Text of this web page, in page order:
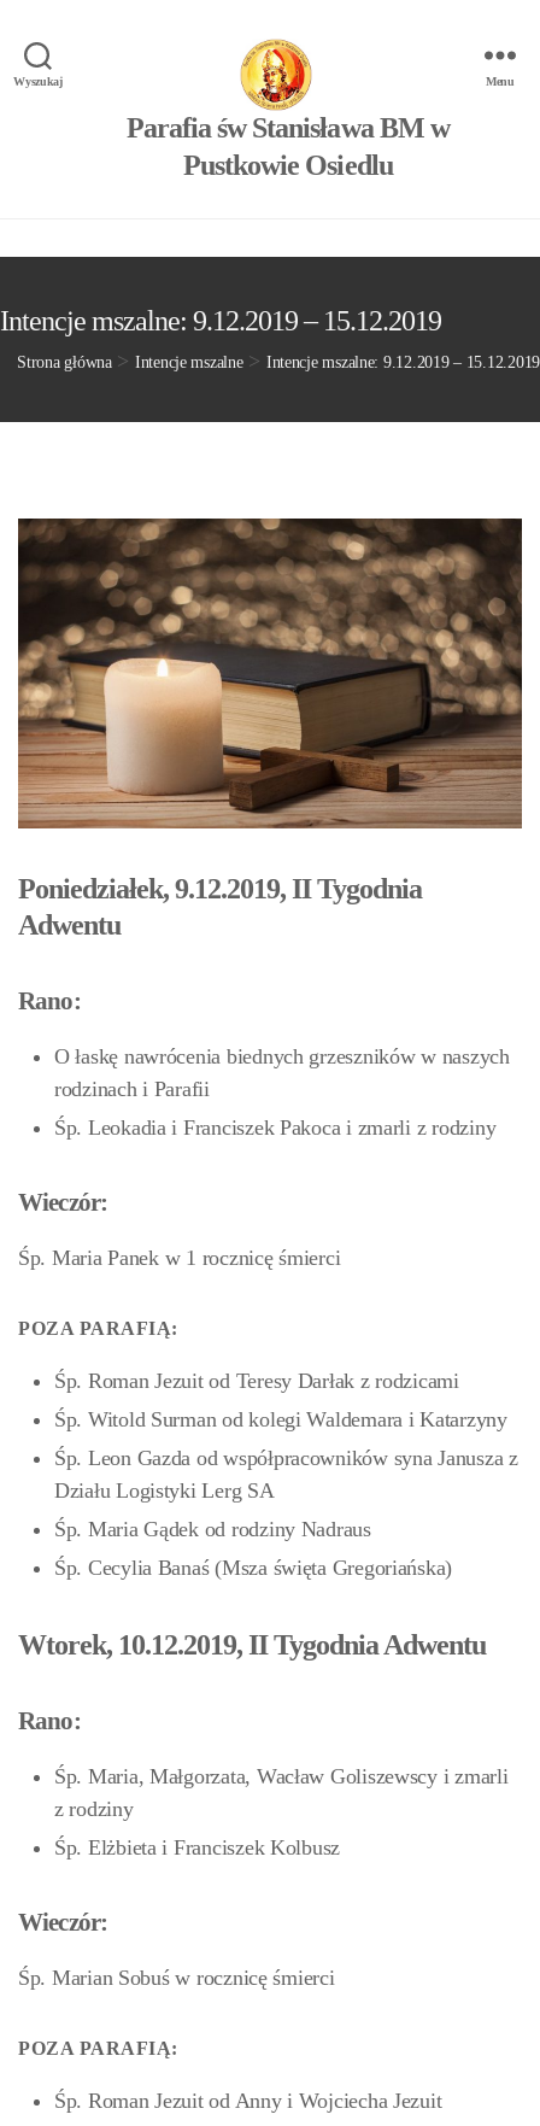
Wyszukaj
Parafia św Stanisława BM w
Pustkowie Osiedlu
Menu
Intencje mszalne: 9.12.2019 – 15.12.2019
Strona główna> Intencje mszalne> Intencje mszalne: 9.12.2019 – 15.12.2019
Poniedziałek, 9.12.2019, II Tygodnia
Adwentu
Rano:
O łaskę nawrócenia biednych grzeszników w naszych
rodzinach i Parafii
Śp. Leokadia i Franciszek Pakoca i zmarli z rodziny
Wieczór:
Śp. Maria Panek w 1 rocznicę śmierci
POZA PARAFIĄ:
Śp. Roman Jezuit od Teresy Darłak z rodzicami
Śp. Witold Surman od kolegi Waldemara i Katarzyny
Śp. Leon Gazda od współpracowników syna Janusza z
Działu Logistyki Lerg SA
Śp. Maria Gądek od rodziny Nadraus
Śp. Cecylia Banaś (Msza święta Gregoriańska)
Wtorek, 10.12.2019, II Tygodnia Adwentu
Rano:
Śp. Maria, Małgorzata, Wacław Goliszewscy i zmarli
z rodziny
Śp. Elżbieta i Franciszek Kolbusz
Wieczór:
Śp. Marian Sobuś w rocznicę śmierci
POZA PARAFIĄ:
Śp. Roman Jezuit od Anny i Wojciecha Jezuit